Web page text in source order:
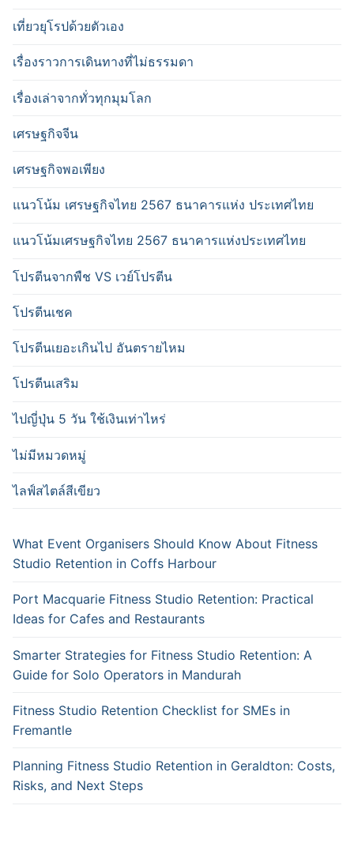
เที่ยวยุโรปด้วยตัวเอง
เรื่องราวการเดินทางที่ไม่ธรรมดา
เรื่องเล่าจากทั่วทุกมุมโลก
เศรษฐกิจจีน
เศรษฐกิจพอเพียง
แนวโน้ม เศรษฐกิจไทย 2567 ธนาคารแห่ง ประเทศไทย
แนวโน้มเศรษฐกิจไทย 2567 ธนาคารแห่งประเทศไทย
โปรตีนจากพืช VS เวย์โปรตีน
โปรตีนเชค
โปรตีนเยอะเกินไป อันตรายไหม
โปรตีนเสริม
ไปญี่ปุ่น 5 วัน ใช้เงินเท่าไหร่
ไม่มีหมวดหมู่
ไลฟ์สไตล์สีเขียว
What Event Organisers Should Know About Fitness
Studio Retention in Coffs Harbour
Port Macquarie Fitness Studio Retention: Practical
Ideas for Cafes and Restaurants
Smarter Strategies for Fitness Studio Retention: A
Guide for Solo Operators in Mandurah
Fitness Studio Retention Checklist for SMEs in
Fremantle
Planning Fitness Studio Retention in Geraldton: Costs,
Risks, and Next Steps